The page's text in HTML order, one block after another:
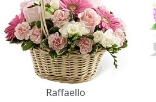
Raffaello